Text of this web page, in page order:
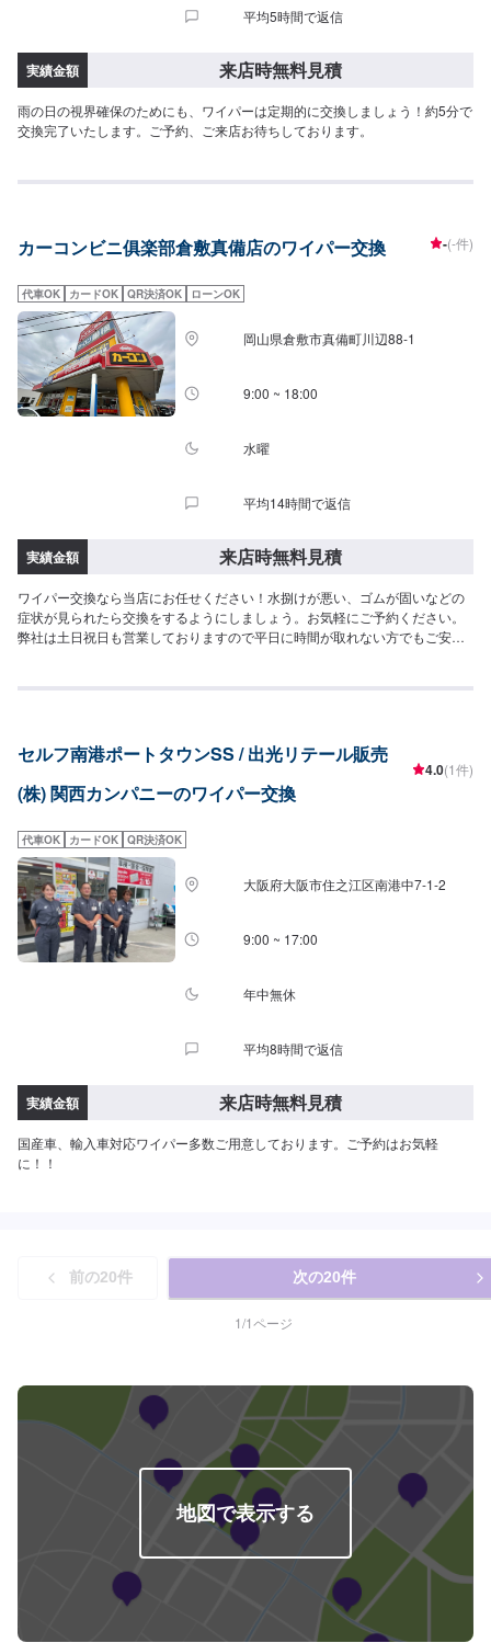
平均5時間で返信
実績金額 来店時無料見積
雨の日の視界確保のためにも、ワイパーは定期的に交換しましょう！約5分で
交換完了いたします。ご予約、ご来店お待ちしております。
カーコンビニ俱楽部倉敷真備店のワイパー交換 -(-件)
代車OK カードOK QR決済OK ローンOK
岡山県倉敷市真備町川辺88-1
9:00 ~ 18:00
水曜
平均14時間で返信
実績金額 来店時無料見積
ワイパー交換なら当店にお任せください！水捌けが悪い、ゴムが固いなどの
症状が見られたら交換をするようにしましょう。お気軽にご予約ください。
弊社は土日祝日も営業しておりますので平日に時間が取れない方でもご安心
整備の作業を特に得意としていますのでお困りの方は弊社にお任せくださ
セルフ南港ポートタウンSS / 出光リテール販売
(株) 関西カンパニーのワイパー交換
4.0(1件)
代車OK カードOK QR決済OK
大阪府大阪市住之江区南港中7-1-2
9:00 ~ 17:00
年中無休
平均8時間で返信
実績金額 来店時無料見積
国産車、輸入車対応ワイパー多数ご用意しております。ご予約はお気軽
に！！
前の20件 次の20件
1/1ページ
地図で表示する